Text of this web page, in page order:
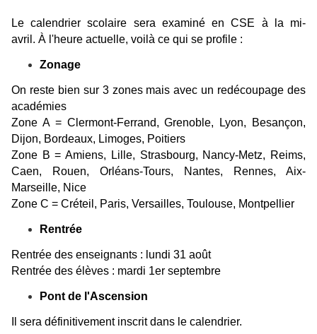
Le calendrier scolaire sera examiné en CSE à la mi-
avril. À l'heure actuelle, voilà ce qui se profile :
Zonage
On reste bien sur 3 zones mais avec un redécoupage des
académies
Zone A = Clermont-Ferrand, Grenoble, Lyon, Besançon,
Dijon, Bordeaux, Limoges, Poitiers
Zone B = Amiens, Lille, Strasbourg, Nancy-Metz, Reims,
Caen, Rouen, Orléans-Tours, Nantes, Rennes, Aix-
Marseille, Nice
Zone C = Créteil, Paris, Versailles, Toulouse, Montpellier
Rentrée
Rentrée des enseignants : lundi 31 août
Rentrée des élèves : mardi 1er septembre
Pont de l'Ascension
Il sera définitivement inscrit dans le calendrier.